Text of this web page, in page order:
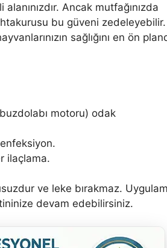
Ancak mutfağınızda
bu güveni zedeleyebilir.
sağlığını en ön
motoru) odak
ilaçlama.
ve leke bırakmaz.
devam edebilirsiniz.